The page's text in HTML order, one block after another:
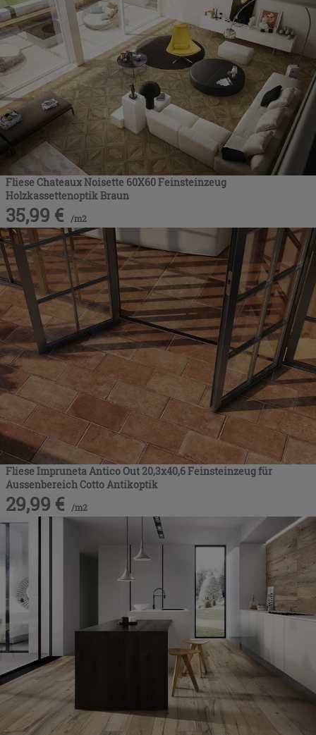
Fliese Chateaux Noisette 60X60 Feinsteinzeug
Holzkassettenoptik Braun
35,99 € /m2
Fliese Impruneta Antico Out 20,3x40,6 Feinsteinzeug für
Aussenbereich Cotto Antikoptik
29,99 € /m2